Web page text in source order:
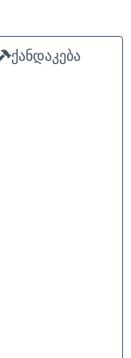
ქანდაკება